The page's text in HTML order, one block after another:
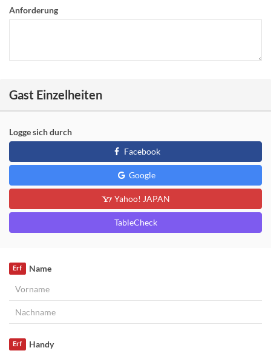
Anforderung
Gast Einzelheiten
Logge sich durch
Facebook
Google
Yahoo! JAPAN
TableCheck
Name
Erf
Handy
Erf